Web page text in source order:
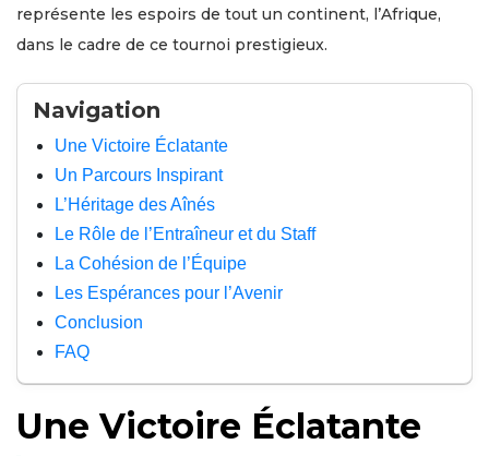
représente les espoirs de tout un continent, l’Afrique,
dans le cadre de ce tournoi prestigieux.
Navigation
Une Victoire Éclatante
Un Parcours Inspirant
L’Héritage des Aînés
Le Rôle de l’Entraîneur et du Staff
La Cohésion de l’Équipe
Les Espérances pour l’Avenir
Conclusion
FAQ
Une Victoire Éclatante